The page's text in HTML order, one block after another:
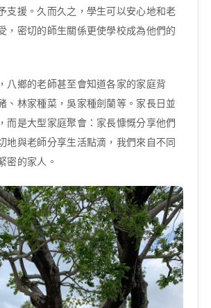
支援。久而久之，學生可以安心地和老
，密切的師生關係更使學校成為他們的
八鄉的老師甚至會知道各家的家庭背
、林家種菜，吳家種劍蘭等。家長日並
而是大型家庭聚會：家長慷慨分享他們
地與老師分享生活點滴，我們來自不同
密的家人。